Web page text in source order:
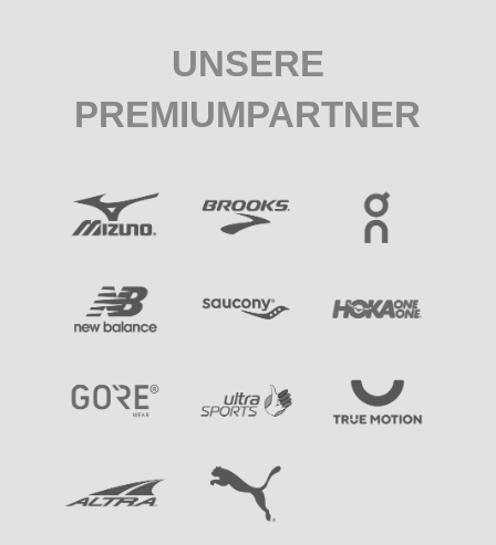
UNSERE
PREMIUMPARTNER